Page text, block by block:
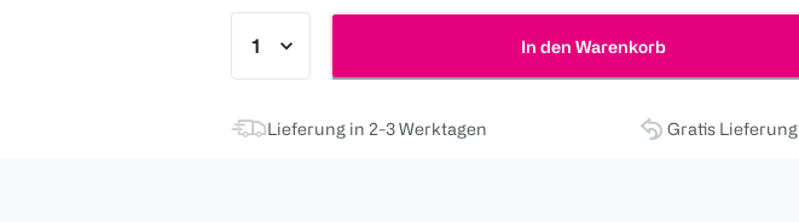
In den Warenkorb
Lieferung in 2-3 Werktagen Gratis